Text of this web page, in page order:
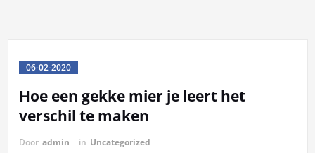
06-02-2020
Hoe een gekke mier je leert het
verschil te maken
Door admin in Uncategorized